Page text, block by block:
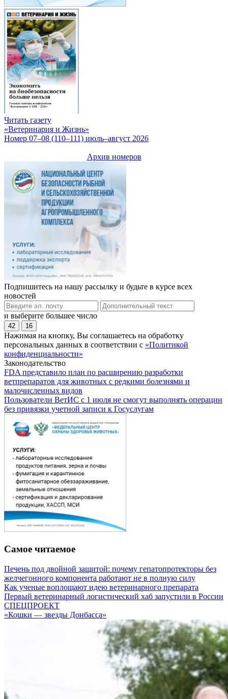
Читать газету
«Ветеринария и Жизнь»
Номер 07–08 (110–111) июль–август 2026
Архив номеров
Подпишитесь на нашу рассылку и будьте в курсе всех
новостей
и выберите большее число
42 16
Нажимая на кнопку, Вы соглашаетесь на обработку
персональных данных в соответствии с «Политикой
конфиденциальности»
Законодательство
FDA представило план по расширению разработки
ветпрепаратов для животных с редкими болезнями и
малочисленных видов
Пользователи ВетИС с 1 июля не смогут выполнять операции
без привязки учетной записи к Госуслугам
Самое читаемое
Печень под двойной защитой: почему гепатопротекторы без
желчегонного компонента работают не в полную силу
Как ученые воплощают идею ветеринарного препарата
Первый ветеринарный логистический хаб запустили в России
СПЕЦПРОЕКТ
«Кошки — звезды Донбасса»